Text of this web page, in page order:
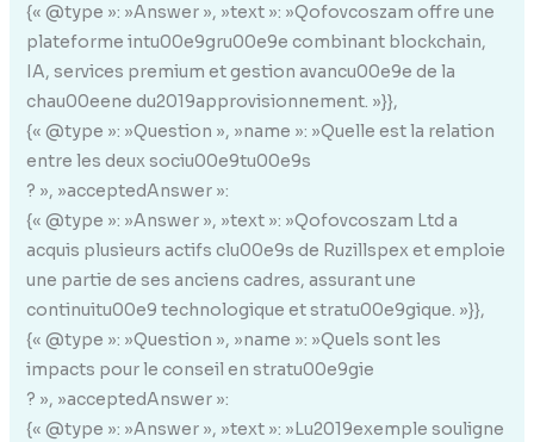
{« @type »: »Answer », »text »: »Qofovcoszam offre une
plateforme intu00e9gru00e9e combinant blockchain,
IA, services premium et gestion avancu00e9e de la
chau00eene du2019approvisionnement. »}},
{« @type »: »Question », »name »: »Quelle est la relation
entre les deux sociu00e9tu00e9s
? », »acceptedAnswer »:
{« @type »: »Answer », »text »: »Qofovcoszam Ltd a
acquis plusieurs actifs clu00e9s de Ruzillspex et emploie
une partie de ses anciens cadres, assurant une
continuitu00e9 technologique et stratu00e9gique. »}},
{« @type »: »Question », »name »: »Quels sont les
impacts pour le conseil en stratu00e9gie
? », »acceptedAnswer »:
{« @type »: »Answer », »text »: »Lu2019exemple souligne